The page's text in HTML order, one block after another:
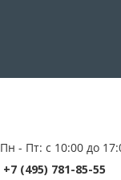
Пн - Пт: с 10:00 до
+7 (495) 781-85-55